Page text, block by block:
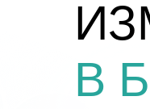
В